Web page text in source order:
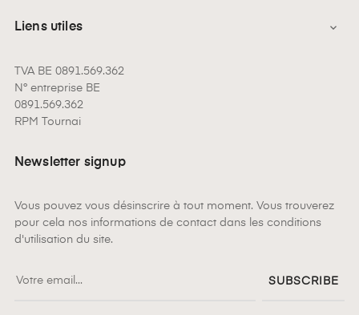
Liens utiles 
TVA BE 0891.569.362
N° entreprise BE
0891.569.362
RPM Tournai
Newsletter signup
Vous pouvez vous désinscrire à tout moment. Vous trouverez
pour cela nos informations de contact dans les conditions
d'utilisation du site.
SUBSCRIBE